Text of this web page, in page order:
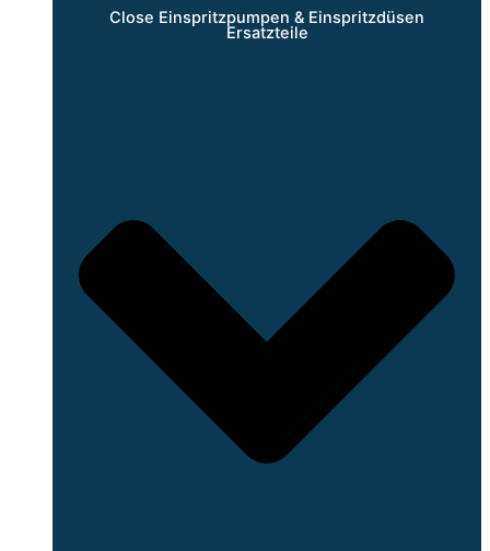
Close Einspritzpumpen & Einspritzdüsen
Ersatzteile